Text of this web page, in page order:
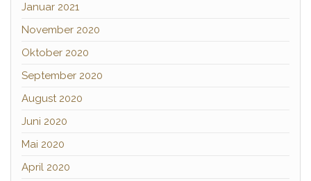
Januar 2021
November 2020
Oktober 2020
September 2020
August 2020
Juni 2020
Mai 2020
April 2020